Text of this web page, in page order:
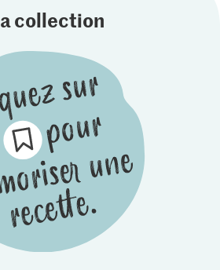
collection